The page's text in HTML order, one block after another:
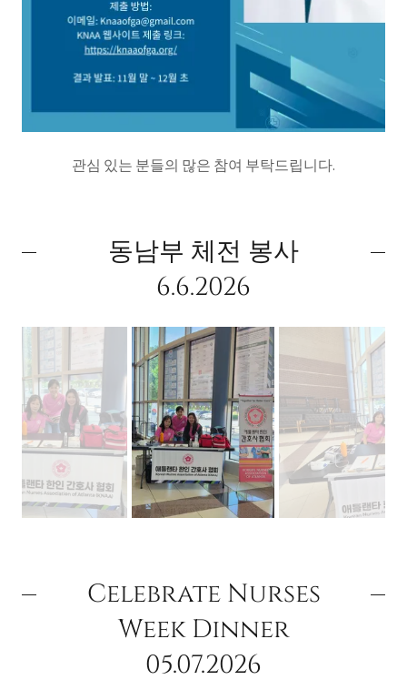
관심 있는 분들의 많은 참여 부탁드립니다.
동남부 체전 봉사
6.6.2026
Celebrate Nurses
Week Dinner
05.07.2026